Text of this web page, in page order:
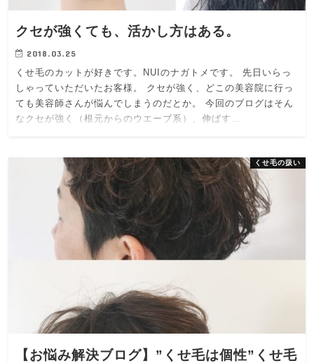
クセが強くても、活かし方はある。
2018.03.25
くせ毛のカットが好きです。NUIのナガトメです。 先日いらっ
しゃっていただいたお客様。 クセが強く、どこの美容院に行っ
ても美容師さんが悩んでしまうのだとか。 今回のブログはそん
なクセが強く（根元からのウエーブ系）、伸ばす…
くせ毛の扱い
【お悩み解決ブログ】”くせ毛は個性”くせ毛